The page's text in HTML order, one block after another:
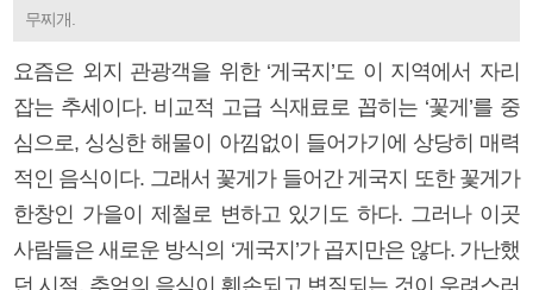
무찌개.
요즘은 외지 관광객을 위한 ‘게국지’도 이 지역에서 자리
잡는 추세이다. 비교적 고급 식재료로 꼽히는 ‘꽃게’를 중
심으로, 싱싱한 해물이 아낌없이 들어가기에 상당히 매력
적인 음식이다. 그래서 꽃게가 들어간 게국지 또한 꽃게가
한창인 가을이 제철로 변하고 있기도 하다. 그러나 이곳
사람들은 새로운 방식의 ‘게국지’가 곱지만은 않다. 가난했
던 시절, 추억의 음식이 훼손되고 변질되는 것이 우려스러